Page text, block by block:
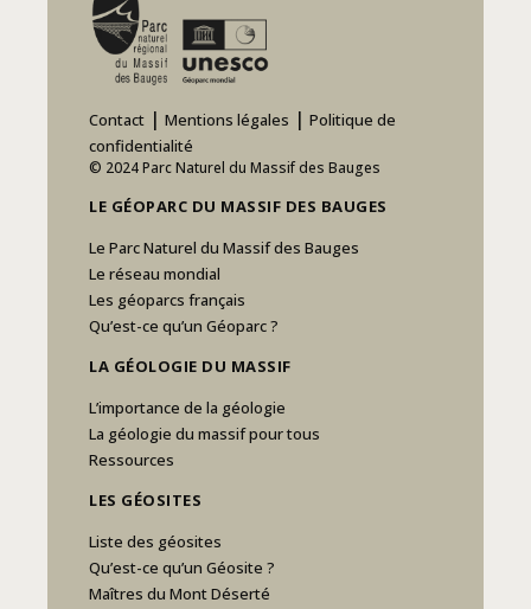
Contact | Mentions légales | Politique de
confidentialité
© 2024 Parc Naturel du Massif des Bauges
LE GÉOPARC DU MASSIF DES BAUGES
Le Parc Naturel du Massif des Bauges
Le réseau mondial
Les géoparcs français
Qu’est-ce qu’un Géoparc ?
LA GÉOLOGIE DU MASSIF
L’importance de la géologie
La géologie du massif pour tous
Ressources
LES GÉOSITES
Liste des géosites
Qu’est-ce qu’un Géosite ?
Maîtres du Mont Déserté